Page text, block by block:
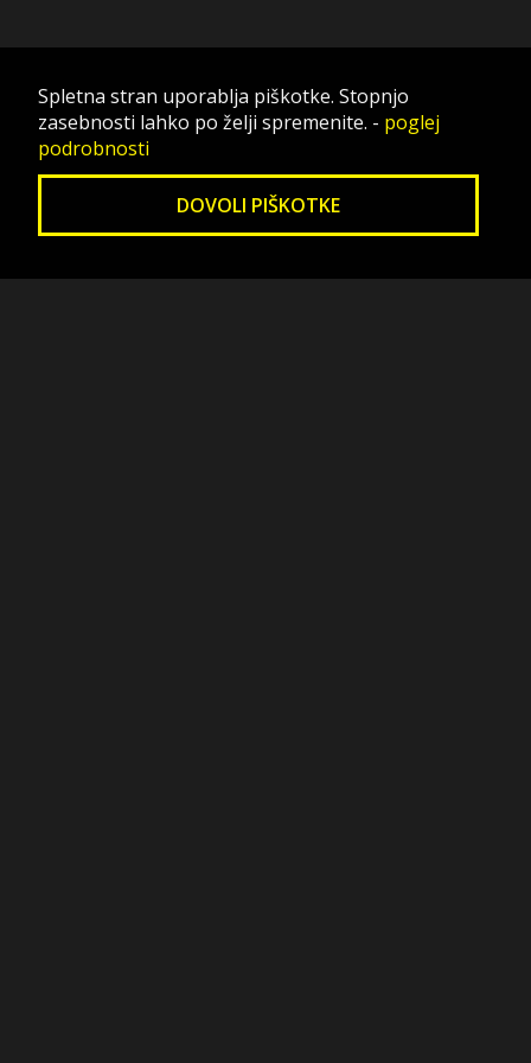
Spletna stran uporablja piškotke. Stopnjo
zasebnosti lahko po želji spremenite. - poglej
podrobnosti
DOVOLI PIŠKOTKE